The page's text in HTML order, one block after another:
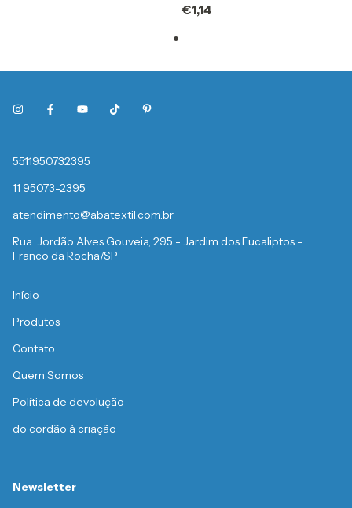
€1,14
5511950732395
11 95073-2395
atendimento@abatextil.com.br
Rua: Jordão Alves Gouveia, 295 - Jardim dos Eucaliptos -
Franco da Rocha/SP
Início
Produtos
Contato
Quem Somos
Política de devolução
do cordão à criação
Newsletter